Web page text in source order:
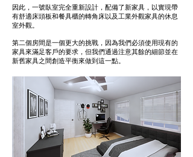
因此，一號臥室完全重新設計，配備了新家具，以實現帶
有舒適床頭板和餐具櫃的轉角床以及工業外觀家具的休息
室外觀。
第二個房間是一個更大的挑戰，因為我們必須使用現有的
家具來滿足客戶的要求，但我們通過注意其餘的細節並在
新舊家具之間創造平衡來做到這一點。